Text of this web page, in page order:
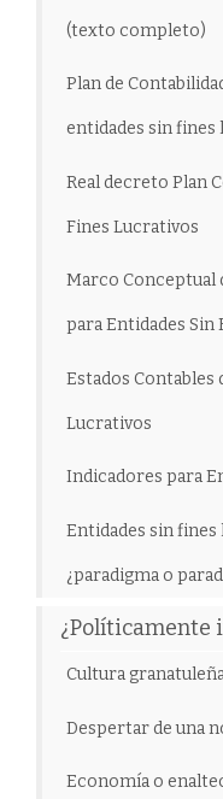
(texto completo)
Plan de
entidades sin fines
Real decreto Plan
Fines Lucrativos
Marco Conceptual
para Entidades Sin
Estados Contables
Lucrativos
Indicadores para
Entidades sin
¿paradigma o
¿Políticamente
Cultura
Despertar de una
Economía o